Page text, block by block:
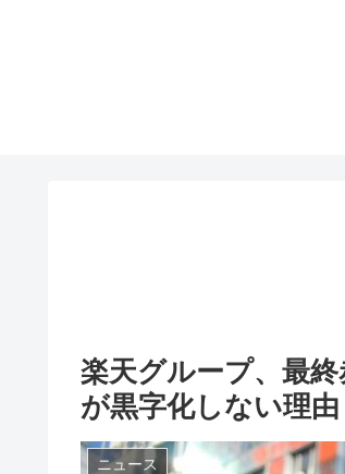
楽天グループ、最
が黒字化しない理由
ニュース